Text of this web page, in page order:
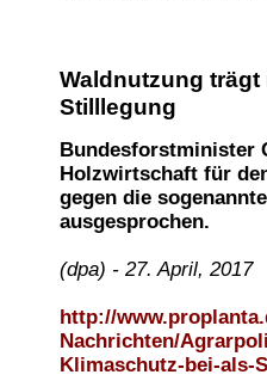
Waldnutzung
Stilllegung
Bundesforstminister
Holzwirtschaft für
gegen die
ausgesprochen.
(dpa) - 27. April, 2017
http://
Nachrichten/
Klimaschutz-bei-als-